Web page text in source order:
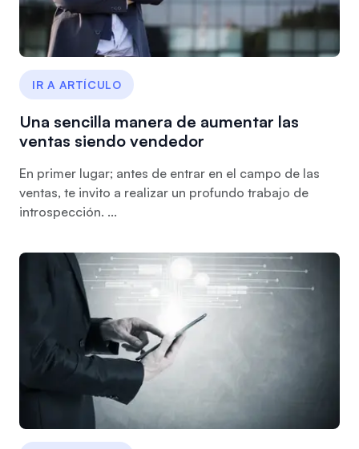
IR A ARTÍCULO
Una sencilla manera de aumentar las
ventas siendo vendedor
En primer lugar; antes de entrar en el campo de las
ventas, te invito a realizar un profundo trabajo de
introspección. ...